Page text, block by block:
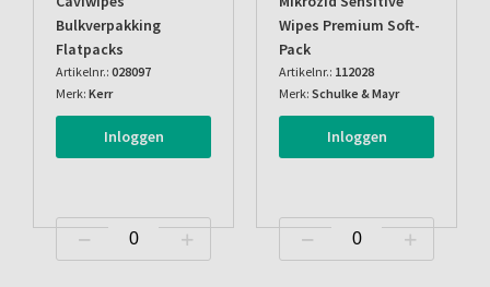
Bulkverpakking
Flatpacks
Artikelnr.: 028097
Merk: Kerr
Inloggen
Wipes Premium Soft-
Pack
Artikelnr.: 112028
Merk: Schulke & Mayr
Inloggen